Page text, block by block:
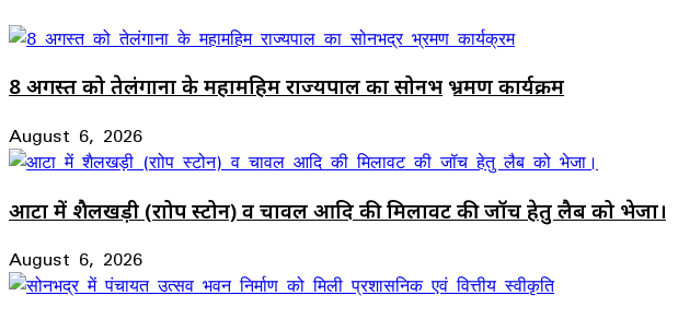
8 अगस्त को तेलंगाना के महामहिम राज्यपाल का सोनभद्र भ्रमण कार्यक्रम
August 6, 2026
आटा में शैलखड़ी (राोप स्टोन) व चावल आदि की मिलावट की जॉच हेतु लैब को भेजा।
August 6, 2026